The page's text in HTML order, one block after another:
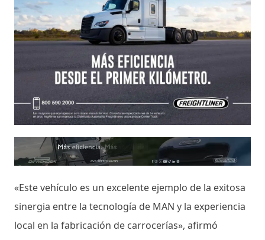
«Este vehículo es un excelente ejemplo de la exitosa
sinergia entre la tecnología de MAN y la experiencia
local en la fabricación de carrocerías», afirmó